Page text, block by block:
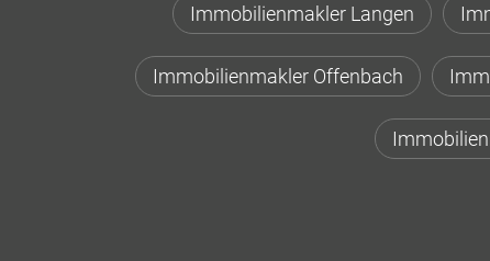
Immobilienmakler Langen
Immobilienmakler Offenbach